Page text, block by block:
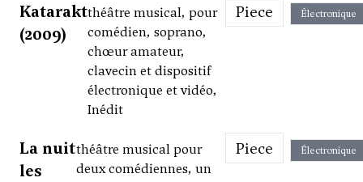
Katarakt
(2009)
théâtre musical, pour
comédien, soprano,
chœur amateur,
clavecin et dispositif
électronique et vidéo,
Inédit
Piece Électronique
La nuit
les
théâtre musical pour
deux comédiennes, un
Piece Électronique